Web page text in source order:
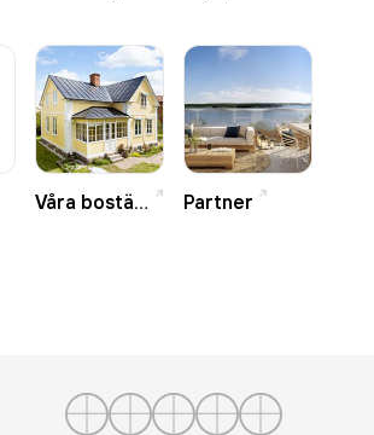
långsiktighet. Så om du vill sälja eller
lokala mäklare i Solna-Sundbyberg!
Våra bostäder Partner